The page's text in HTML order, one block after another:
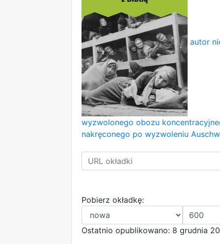
autor
wyzwolonego obozu
nakręconego po wyzwoleniu
Pobierz okładkę:
Ostatnio opublikowano: 8 grudnia